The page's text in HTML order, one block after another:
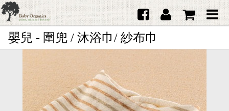
首頁
日本品牌育兒配件
韓國Merebe寶寶配件
嬰兒 - 圍兜 / 沐浴巾/ 紗布巾